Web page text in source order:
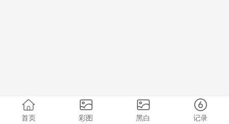
首页 彩图 黑白 记录